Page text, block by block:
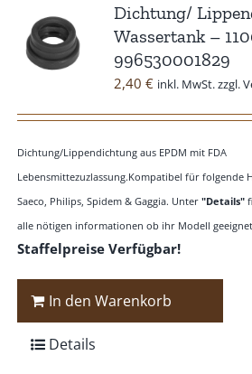
Dichtung/
Wassertank –
996530001829
2,40 € inkl. MwSt. zzgl.
Dichtung/Lippendichtung aus EPDM mit FDA
Lebensmittezuzlassung.Kompatibel für folgende
Saeco, Philips, Spidem & Gaggia. Unter "Details"
alle nötigen informationen ob ihr Modell
Staffelpreise Verfügbar!
In den Warenkorb
Details